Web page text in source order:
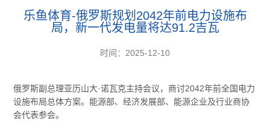
乐鱼体育-俄罗斯规划2042年前电力设施布
局，新一代发电量将达91.2吉瓦
时间：2025-12-10
俄罗斯副总理亚历山大·诺瓦克主持会议，商讨2042年前全国电力
设施布局总体方案。能源部、经济发展部、能源企业及行业商协
会代表参会。